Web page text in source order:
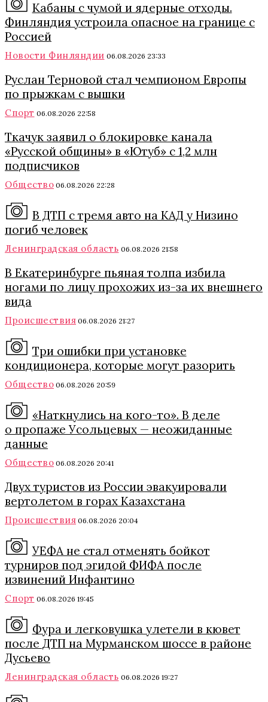
Кабаны с чумой и ядерные отходы.
Финляндия устроила опасное на границе с
Россией
Новости Финляндии 06.08.2026 23:33
Руслан Терновой стал чемпионом Европы
по прыжкам с вышки
Спорт 06.08.2026 22:58
Ткачук заявил о блокировке канала
«Русской общины» в «Ютуб» с 1,2 млн
подписчиков
Общество 06.08.2026 22:28
В ДТП с тремя авто на КАД у Низино
погиб человек
Ленинградская область 06.08.2026 21:58
В Екатеринбурге пьяная толпа избила
ногами по лицу прохожих из-за их внешнего
вида
Происшествия 06.08.2026 21:27
Три ошибки при установке
кондиционера, которые могут разорить
Общество 06.08.2026 20:59
«Наткнулись на кого-то». В деле
о пропаже Усольцевых — неожиданные
данные
Общество 06.08.2026 20:41
Двух туристов из России эвакуировали
вертолетом в горах Казахстана
Происшествия 06.08.2026 20:04
УЕФА не стал отменять бойкот
турниров под эгидой ФИФА после
извинений Инфантино
Спорт 06.08.2026 19:45
Фура и легковушка улетели в кювет
после ДТП на Мурманском шоссе в районе
Дусьево
Ленинградская область 06.08.2026 19:27